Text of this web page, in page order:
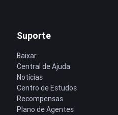
Suporte
Baixar
Central de Ajuda
Notícias
Centro de Estudos
Recompensas
Plano de Agentes